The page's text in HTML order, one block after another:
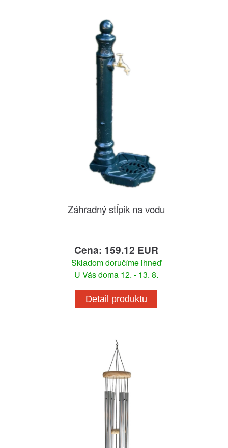
Záhradný stĺpik na vodu
Cena: 159.12 EUR
Skladom doručíme ihneď
U Vás doma 12. - 13. 8.
Detail produktu